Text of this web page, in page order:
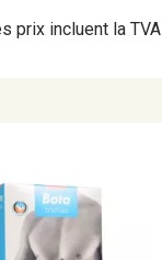
prix incluent la